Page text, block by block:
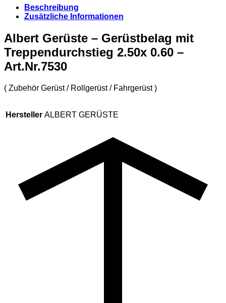
Beschreibung
Zusätzliche Informationen
Albert Gerüste – Gerüstbelag mit
Treppendurchstieg 2.50x 0.60 –
Art.Nr.7530
( Zubehör Gerüst / Rollgerüst / Fahrgerüst )
Hersteller ALBERT GERÜSTE